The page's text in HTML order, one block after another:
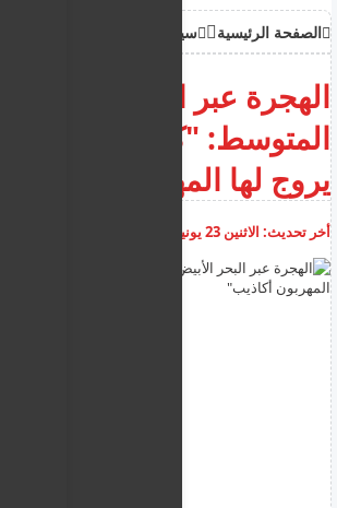
الصفحة الرئيسية سياحة وهجرة
الهجرة عبر البحر الأبيض
المتوسط: "كل الخدمات
يروج لها المهربون أكاذيب"
أخر تحديث: الاثنين 23 يونيو 2025